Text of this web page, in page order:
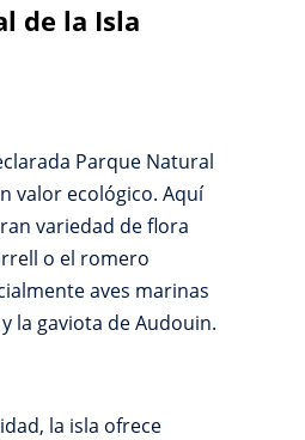
de la Isla
Parque Natural
valor ecológico. Aquí
variedad de flora
o el romero
aves marinas
la gaviota de Audouin.
la isla ofrece